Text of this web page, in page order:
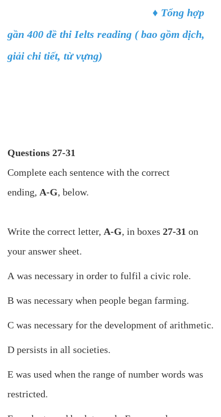
♦ Tổng hợp
gần 400 đề thi Ielts reading ( bao gồm dịch,
giải chi tiết, từ vựng)
Questions 27-31
Complete each sentence with the correct
ending, A-G, below.
Write the correct letter, A-G, in boxes 27-31 on
your answer sheet.
A was necessary in order to fulfil a civic role.
B was necessary when people began farming.
C was necessary for the development of arithmetic.
D persists in all societies.
E was used when the range of number words was
restricted.